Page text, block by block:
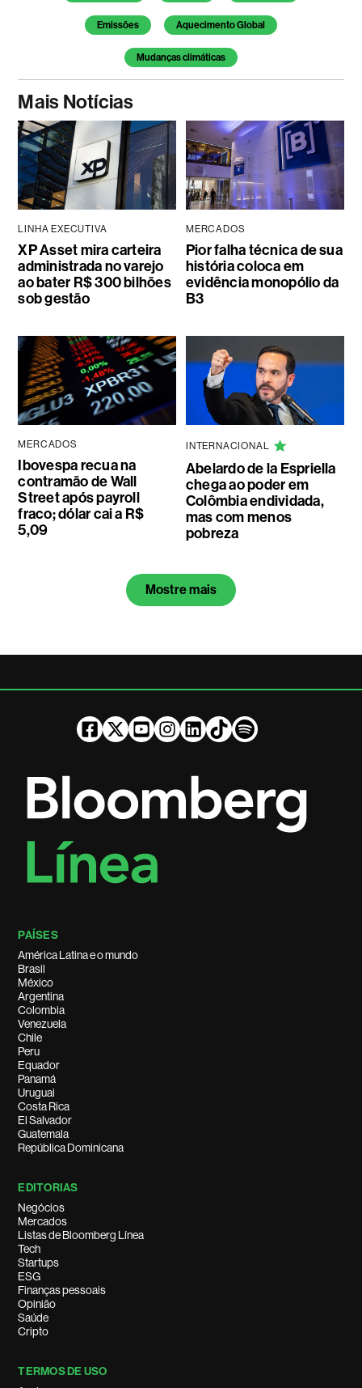
Emissões Aquecimento Global
Mudanças climáticas
Mais Notícias
LINHA EXECUTIVA
XP Asset mira carteira
administrada no varejo
ao bater R$ 300 bilhões
sob gestão
MERCADOS
Pior falha técnica de sua
história coloca em
evidência monopólio da
B3
MERCADOS
Ibovespa recua na
contramão de Wall
Street após payroll
fraco; dólar cai a R$
5,09
INTERNACIONAL
Abelardo de la Espriella
chega ao poder em
Colômbia endividada,
mas com menos
pobreza
Mostre mais
PAÍSES
América Latina e o mundo
Brasil
México
Argentina
Colombia
Venezuela
Chile
Peru
Equador
Panamá
Uruguai
Costa Rica
El Salvador
Guatemala
República Dominicana
EDITORIAS
Negócios
Mercados
Listas de Bloomberg Línea
Tech
Startups
ESG
Finanças pessoais
Opinião
Saúde
Cripto
TERMOS DE USO